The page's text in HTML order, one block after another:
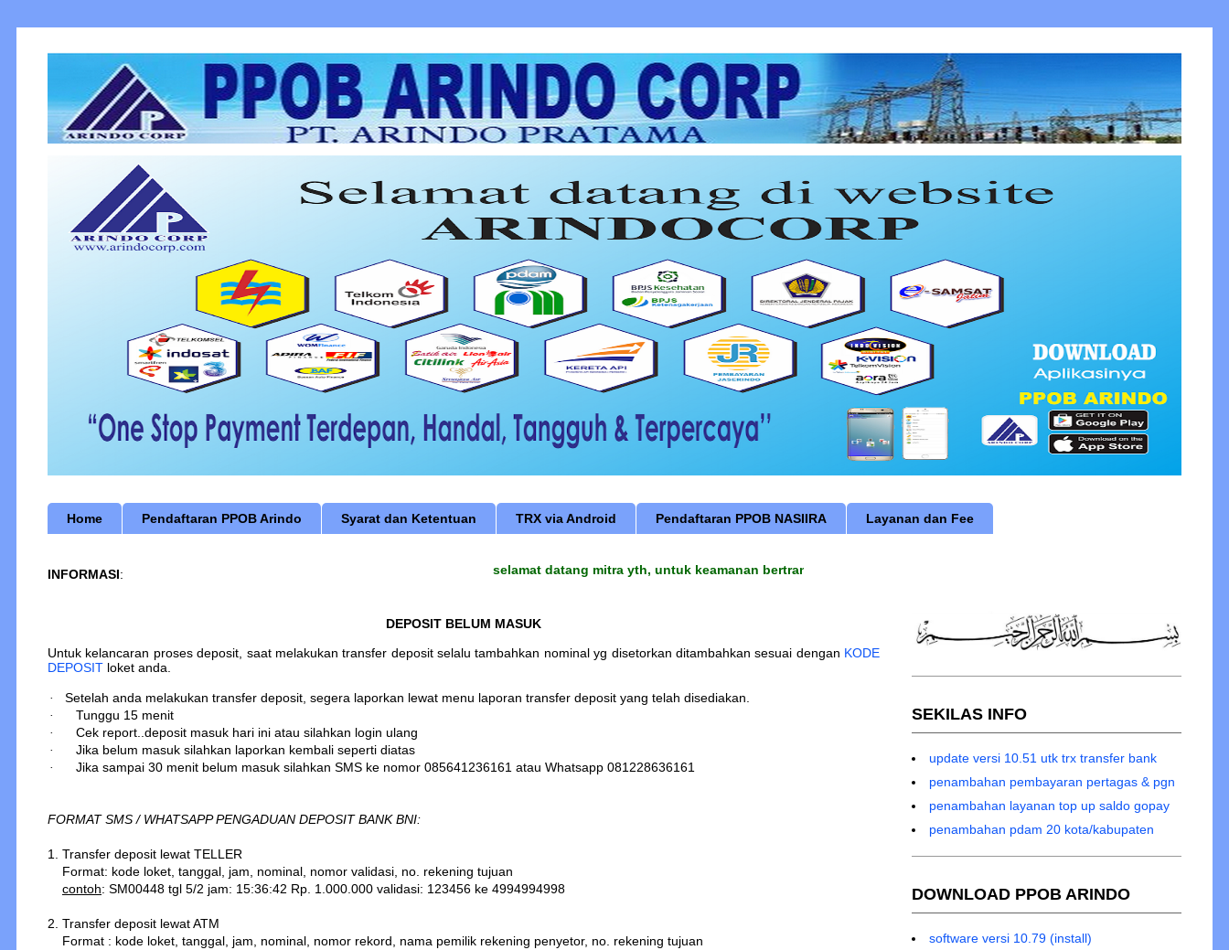
Home Pendaftaran PPOB Arindo Syarat dan Ketentuan TRX via Android Pendaftaran PPOB NASIIRA Layanan dan Fee
INFORMASI: selamat datang mitra yth, untuk keamanan bertransaksi mohon tidak memberikan USER dan PASSWORD maupun
DEPOSIT BELUM MASUK
Untuk kelancaran proses deposit, saat melakukan transfer deposit selalu tambahkan nominal yg disetorkan ditambahkan sesuai dengan KODE
DEPOSIT loket anda.
· Setelah anda melakukan transfer deposit, segera laporkan lewat menu laporan transfer deposit yang telah disediakan.
· Tunggu 15 menit
· Cek report..deposit masuk hari ini atau silahkan login ulang
· Jika belum masuk silahkan laporkan kembali seperti diatas
· Jika sampai 30 menit belum masuk silahkan SMS ke nomor 085641236161 atau Whatsapp 081228636161
FORMAT SMS / WHATSAPP PENGADUAN DEPOSIT BANK BNI:
1. Transfer deposit lewat TELLER
Format: kode loket, tanggal, jam, nominal, nomor validasi, no. rekening tujuan
contoh: SM00448 tgl 5/2 jam: 15:36:42 Rp. 1.000.000 validasi: 123456 ke 4994994998
2. Transfer deposit lewat ATM
Format : kode loket, tanggal, jam, nominal, nomor rekord, nama pemilik rekening penyetor, no. rekening tujuan
SEKILAS INFO
update versi 10.51 utk trx transfer bank
penambahan pembayaran pertagas & pgn
penambahan layanan top up saldo gopay
penambahan pdam 20 kota/kabupaten
DOWNLOAD PPOB ARINDO
software versi 10.79 (install)